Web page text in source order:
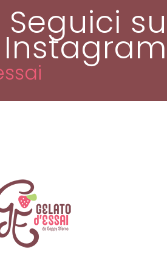
Seguici su
Instagram